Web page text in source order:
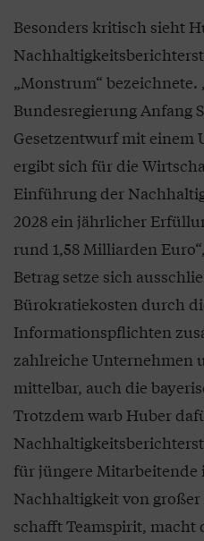
Besonders kritisch sieht
„Monstrum“
Bundesregierung Anfang
Gesetzentwurf mit einem
ergibt sich für die
Einführung der
2028 ein jährlicher
rund 1,58 Milliarden
Betrag setze sich
Bürokratiekosten durch
Informationspflichten
zahlreiche Unternehmen
mittelbar, auch die
Trotzdem warb Huber
für jüngere Mitarbeitende
Nachhaltigkeit von
schafft Teamspirit, macht